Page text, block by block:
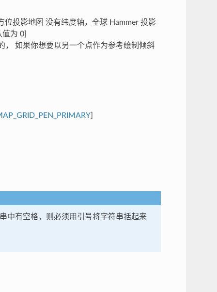
投影地图 没有纬度轴，全球 Hammer 投影
为 0]
如果你想要以另一个点作为参考绘制倾斜
]
中有空格，则必须用引号将字符串括起来